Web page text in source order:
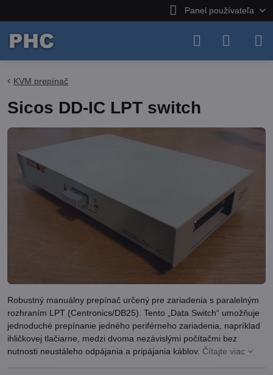
Panel používateľa
KVM prepínač
Sicos DD-IC LPT switch
Robustný manuálny prepínač určený pre zariadenia s paralelným
rozhraním LPT (Centronics/DB25). Tento „Data Switch“ umožňuje
jednoduché prepínanie jedného periférneho zariadenia, napríklad
ihličkovej tlačiarne, medzi dvoma nezávislými počítačmi bez
nutnosti neustáleho odpájania a pripájania káblov. Čítajte viac